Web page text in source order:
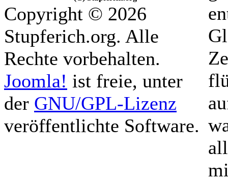
Copyright © 2026
Stupferich.org. Alle
Rechte vorbehalten.
Joomla! ist freie, unter
der GNU/GPL-Lizenz
veröffentlichte Software.